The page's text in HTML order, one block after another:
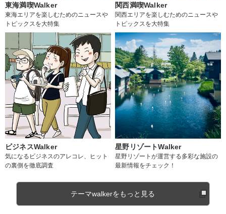
東海満喫Walker
東海エリアを楽しむためのニュースや
トピックスを大特集
関西満喫Walker
関西エリアを楽しむためのニュースや
トピックスを大特集
ビジネスWalker
気になるビジネスのアレコレ、ヒット
の裏側を徹底調査
星野リゾートWalker
星野リゾートが運営する多彩な施設の
最新情報をチェック！
テーマwalkerをもっと見る